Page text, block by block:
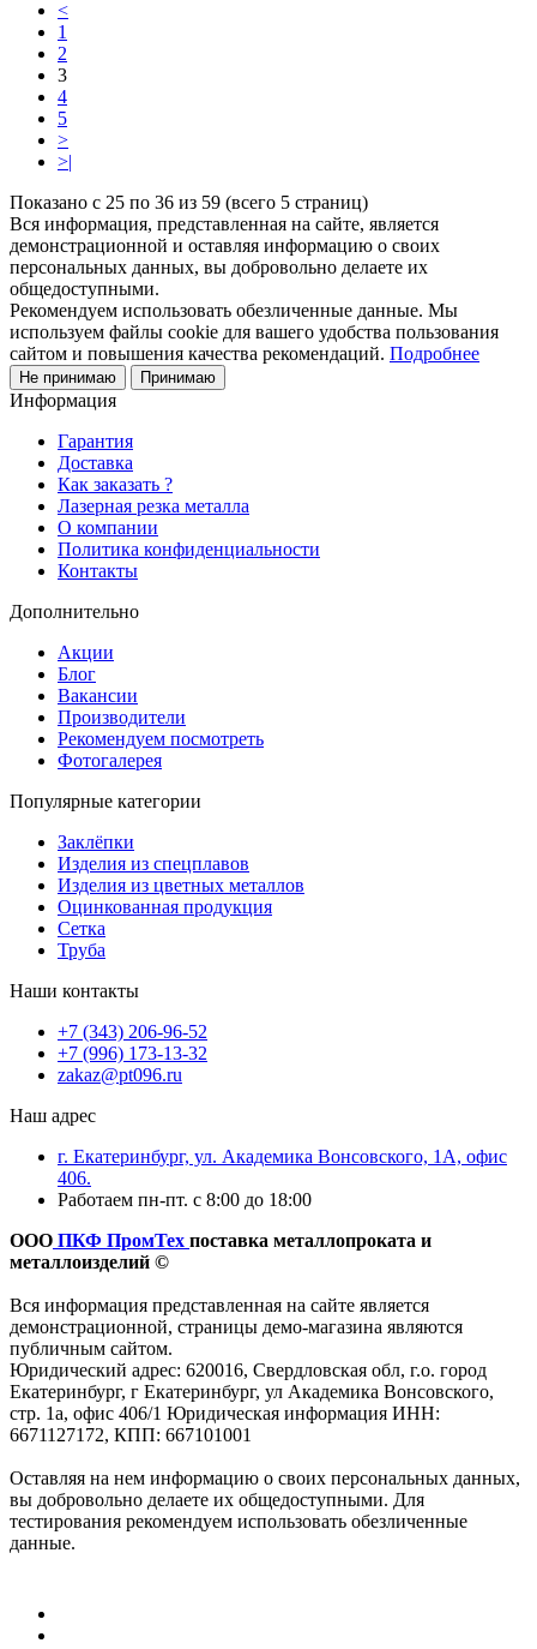
<
1
2
3
4
5
>
>|
Показано с 25 по 36 из 59 (всего 5 страниц)
Вся информация, представленная на сайте, является
демонстрационной и оставляя информацию о своих
персональных данных, вы добровольно делаете их
общедоступными.
Рекомендуем использовать обезличенные данные. Мы
используем файлы cookie для вашего удобства пользования
сайтом и повышения качества рекомендаций. Подробнее
Не принимаю Принимаю
Информация
Гарантия
Доставка
Как заказать ?
Лазерная резка металла
О компании
Политика конфиденциальности
Контакты
Дополнительно
Акции
Блог
Вакансии
Производители
Рекомендуем посмотреть
Фотогалерея
Популярные категории
Заклёпки
Изделия из спецплавов
Изделия из цветных металлов
Оцинкованная продукция
Сетка
Труба
Наши контакты
+7 (343) 206-96-52
+7 (996) 173-13-32
zakaz@pt096.ru
Наш адрес
г. Екатеринбург, ул. Академика Вонсовского, 1А, офис
406.
Работаем пн-пт. с 8:00 до 18:00
ООО ПКФ ПромТех поставка металлопроката и
металлоизделий ©
Вся информация представленная на сайте является
демонстрационной, страницы демо-магазина являются
публичным сайтом.
Юридический адрес: 620016, Свердловская обл, г.о. город
Екатеринбург, г Екатеринбург, ул Академика Вонсовского,
стр. 1а, офис 406/1 Юридическая информация ИНН:
6671127172, КПП: 667101001
Оставляя на нем информацию о своих персональных данных,
вы добровольно делаете их общедоступными. Для
тестирования рекомендуем использовать обезличенные
данные.